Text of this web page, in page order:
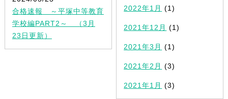
合格速報 ～平塚中等教育
学校編PART2～ （3月
23日更新）
2022年1月 (1)
2021年12月 (1)
2021年3月 (1)
2021年2月 (3)
2021年1月 (3)